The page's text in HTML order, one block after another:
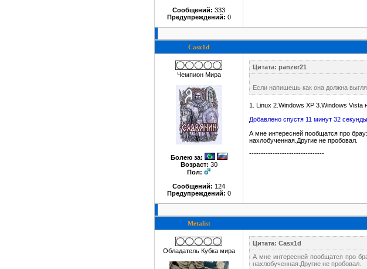
Сообщений: 333
Предупреждений: 0
Casx1d
Чемпион Мира
Болею за:
Возраст: 30
Пол:
Сообщений: 124
Предупреждений: 0
Цитата: panzer21
Если напишешь как она должна
1. Linux 2.Windows XP 3.Windows Vista
Добавлено спустя 11 минут 32
А мне интересней пообщатся про
нахлобученная.Другие не пробовал.
--------------------------------
Metalist
Обладатель Кубка мира
Цитата: Casx1d
А мне интересней пообщатся про
нахлобученная.Другие не пробовал.